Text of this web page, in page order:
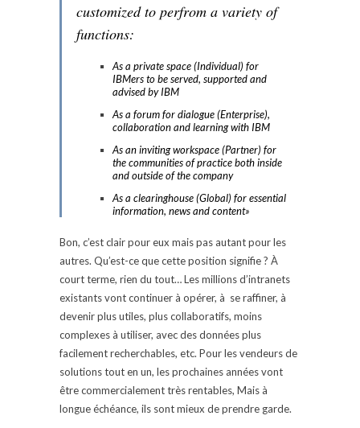
customized to perfrom a variety of
functions:
As a private space (Individual) for
IBMers to be served, supported and
advised by IBM
As a forum for dialogue (Enterprise),
collaboration and learning with IBM
As an inviting workspace (Partner) for
the communities of practice both inside
and outside of the company
As a clearinghouse (Global) for essential
information, news and content»
Bon, c’est clair pour eux mais pas autant pour les
autres. Qu’est-ce que cette position signifie ? À
court terme, rien du tout… Les millions d’intranets
existants vont continuer à opérer, à se raffiner, à
devenir plus utiles, plus collaboratifs, moins
complexes à utiliser, avec des données plus
facilement recherchables, etc. Pour les vendeurs de
solutions tout en un, les prochaines années vont
être commercialement très rentables, Mais à
longue échéance, ils sont mieux de prendre garde.